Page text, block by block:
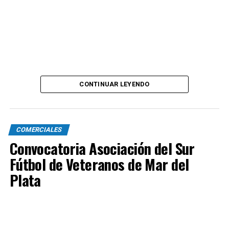
CONTINUAR LEYENDO
COMERCIALES
Convocatoria Asociación del Sur
Fútbol de Veteranos de Mar del
Plata